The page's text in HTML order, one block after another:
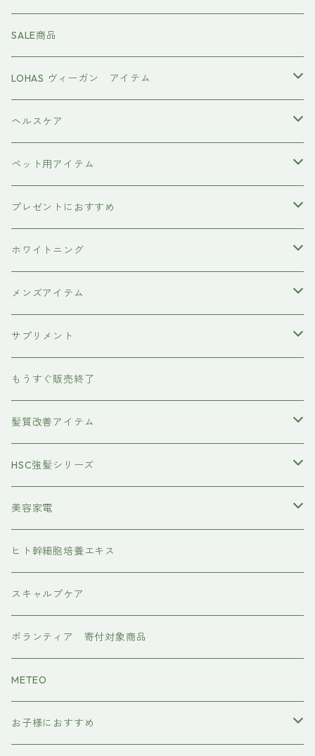
頭皮ケアアイテム
強髪
ダークニル
スタイリング剤
N .（エヌドット）
インプライム
塩基性カラー剤
クロマID
MTG REFA
ヤーマン YAMAN
美容液
オールインワンジェル
ボディソープ
洗顔料
炭酸洗顔フォーム
SALE商品
LOHAS ヴィーガン アイテム
ヴィーガン認証
ヘルスケア
エイジングケア
ペット用アイテム
犬用シャンプー
ペット用ブラシ
サプリメント
プレゼントにおすすめ
男性にプレゼント
女性にプレゼント
ホワイトニング
歯磨き粉
メンズアイテム
ボディケア
除毛クリーム
育毛ケア
養毛剤
フェイスケア
サプリメント
犬用
もうすぐ販売終了
髪質改善アイテム
トステアケア
レブリン酸ケア
水素トリートメント
プレックスケア
CMCケア
HSC強髪シリーズ
アイラッシュ
美容家電
ヘアアイロン
マグネット
ドライヤー
ワンダム
ヒト幹細胞培養エキス
スキャルプケア
ボランティア 寄付対象商品
METEO
お子様におすすめ